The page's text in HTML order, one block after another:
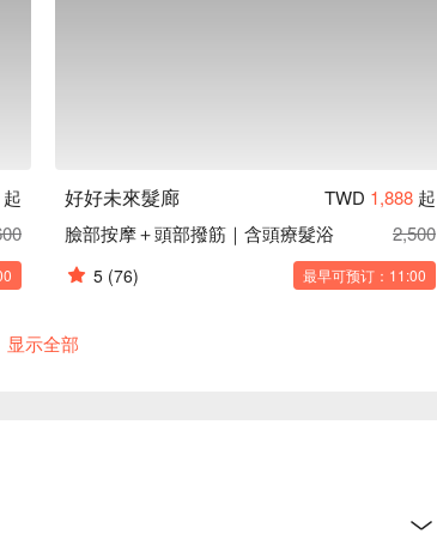
起
好好未來髮廊 TWD 1,888 起
臉部按摩＋頭部撥筋｜含頭療髮浴
2,500
5 (76) 最早可预订：11:00
显示全部